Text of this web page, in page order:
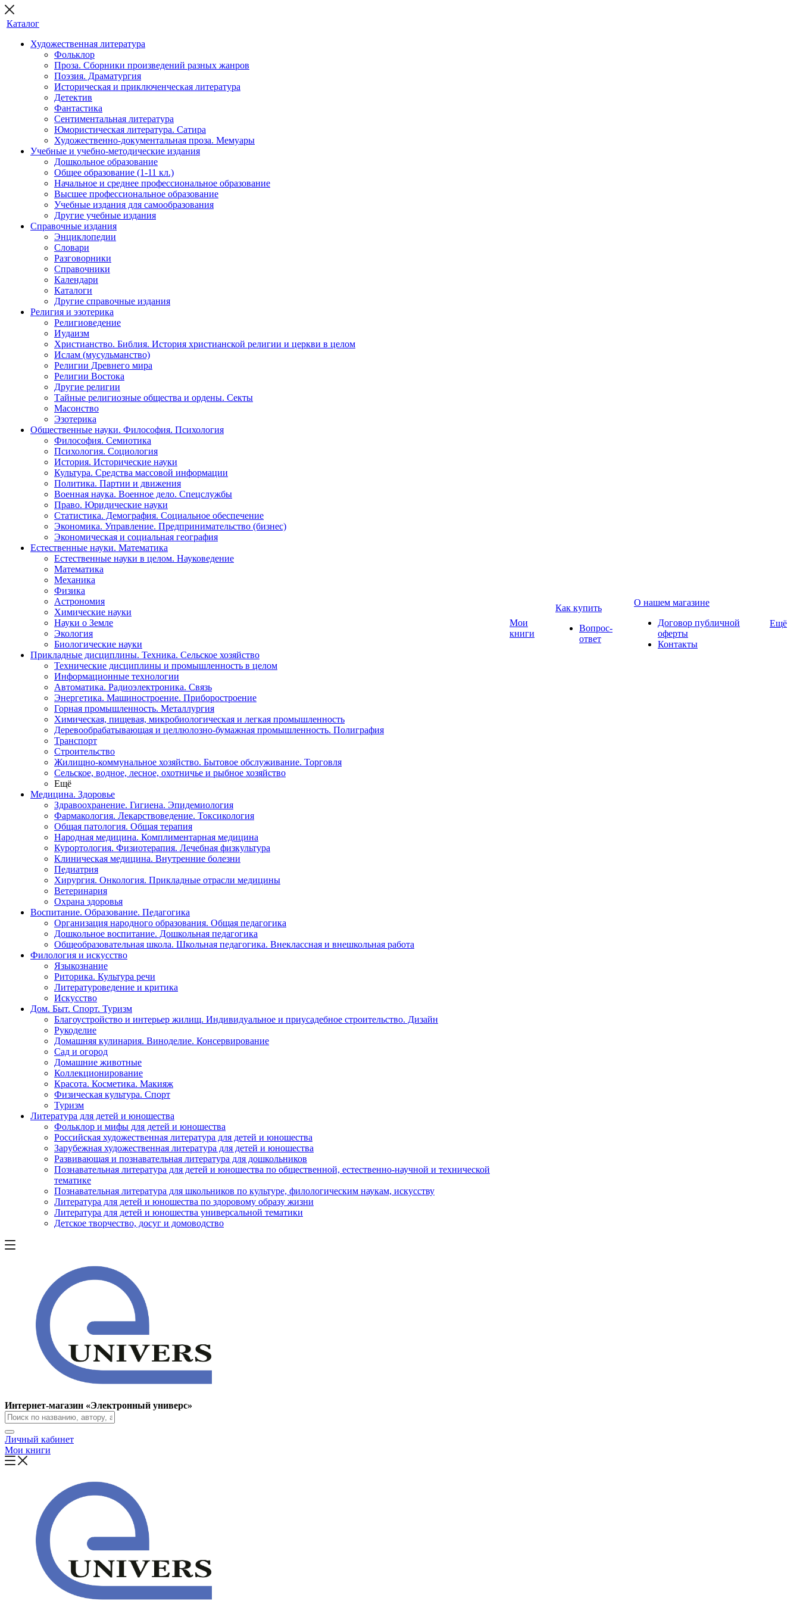
Каталог
Художественная литература
Фольклор
Проза. Сборники произведений разных жанров
Поэзия. Драматургия
Историческая и приключенческая литература
Детектив
Фантастика
Сентиментальная литература
Юмористическая литература. Сатира
Художественно-документальная проза. Мемуары
Учебные и учебно-методические издания
Дошкольное образование
Общее образование (1-11 кл.)
Начальное и среднее профессиональное образование
Высшее профессиональное образование
Учебные издания для самообразования
Другие учебные издания
Справочные издания
Энциклопедии
Словари
Разговорники
Справочники
Календари
Каталоги
Другие справочные издания
Религия и эзотерика
Религиоведение
Иудаизм
Христианство. Библия. История христианской религии и церкви в целом
Ислам (мусульманство)
Религии Древнего мира
Религии Востока
Другие религии
Тайные религиозные общества и ордены. Секты
Масонство
Эзотерика
Общественные науки. Философия. Психология
Философия. Семиотика
Психология. Социология
История. Исторические науки
Культура. Средства массовой информации
Политика. Партии и движения
Военная наука. Военное дело. Спецслужбы
Право. Юридические науки
Статистика. Демография. Социальное обеспечение
Экономика. Управление. Предпринимательство (бизнес)
Экономическая и социальная география
Естественные науки. Математика
Естественные науки в целом. Науковедение
Математика
Механика
Физика
Астрономия
Химические науки
Науки о Земле
Экология
Биологические науки
Прикладные дисциплины. Техника. Сельское хозяйство
Технические дисциплины и промышленность в целом
Информационные технологии
Автоматика. Радиоэлектроника. Связь
Энергетика. Машиностроение. Приборостроение
Горная промышленность. Металлургия
Химическая, пищевая, микробиологическая и легкая промышленность
Деревообрабатывающая и целлюлозно-бумажная промышленность. Полиграфия
Транспорт
Строительство
Жилищно-коммунальное хозяйство. Бытовое обслуживание. Торговля
Сельское, водное, лесное, охотничье и рыбное хозяйство
Ещё
Медицина. Здоровье
Здравоохранение. Гигиена. Эпидемиология
Фармакология. Лекарствоведение. Токсикология
Общая патология. Общая терапия
Народная медицина. Комплиментарная медицина
Курортология. Физиотерапия. Лечебная физкультура
Клиническая медицина. Внутренние болезни
Педиатрия
Хирургия. Онкология. Прикладные отрасли медицины
Ветеринария
Охрана здоровья
Воспитание. Образование. Педагогика
Организация народного образования. Общая педагогика
Дошкольное воспитание. Дошкольная педагогика
Общеобразовательная школа. Школьная педагогика. Внеклассная и внешкольная работа
Филология и искусство
Языкознание
Риторика. Культура речи
Литературоведение и критика
Искусство
Дом. Быт. Спорт. Туризм
Благоустройство и интерьер жилищ. Индивидуальное и приусадебное строительство. Дизайн
Рукоделие
Домашняя кулинария. Виноделие. Консервирование
Сад и огород
Домашние животные
Коллекционирование
Красота. Косметика. Макияж
Физическая культура. Спорт
Туризм
Литература для детей и юношества
Фольклор и мифы для детей и юношества
Российская художественная литература для детей и юношества
Зарубежная художественная литература для детей и юношества
Развивающая и познавательная литература для дошкольников
Познавательная литература для детей и юношества по общественной, естественно-научной и технической
тематике
Познавательная литература для школьников по культуре, филологическим наукам, искусству
Литература для детей и юношества по здоровому образу жизни
Литература для детей и юношества универсальной тематики
Детское творчество, досуг и домоводство
Мои
книги
Как купить
Вопрос-
ответ
О нашем магазине
Договор публичной
оферты
Контакты
Ещё
Интернет-магазин «Электронный универс»
Личный кабинет
Мои книги